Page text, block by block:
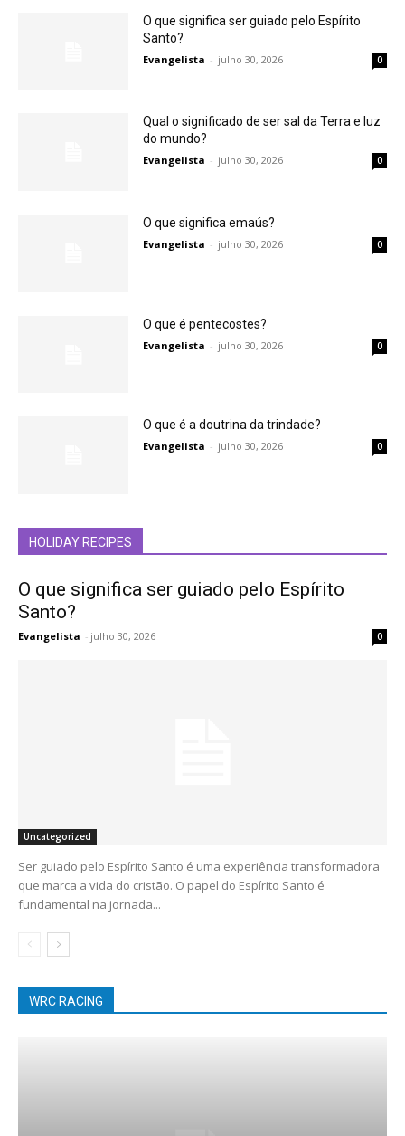
O que significa ser guiado pelo Espírito
Santo?
Evangelista - julho 30, 2026 0
Qual o significado de ser sal da Terra e luz
do mundo?
Evangelista - julho 30, 2026 0
O que significa emaús?
Evangelista - julho 30, 2026 0
O que é pentecostes?
Evangelista - julho 30, 2026 0
O que é a doutrina da trindade?
Evangelista - julho 30, 2026 0
HOLIDAY RECIPES
O que significa ser guiado pelo Espírito
Santo?
Evangelista - julho 30, 2026 0
Uncategorized
Ser guiado pelo Espírito Santo é uma experiência transformadora
que marca a vida do cristão. O papel do Espírito Santo é
fundamental na jornada...
WRC RACING